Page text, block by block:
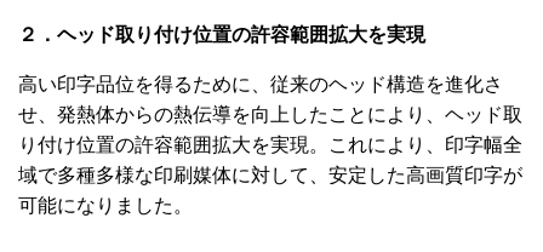
２．ヘッド取り付け位置の許容範囲拡大を実現
高い印字品位を得るために、従来のヘッド構造を進化さ
せ、発熱体からの熱伝導を向上したことにより、ヘッド取
り付け位置の許容範囲拡大を実現。これにより、印字幅全
域で多種多様な印刷媒体に対して、安定した高画質印字が
可能になりました。